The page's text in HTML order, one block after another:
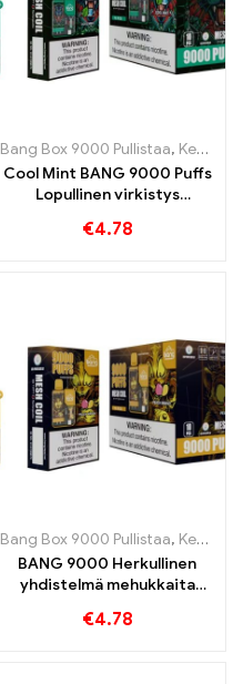
,
Bang Box 9000 Pullistaa, Kertakäyttöiset e-savukkeet Ruotsi
Cool Mint BANG 9000 Puffs
Lopullinen virkistys
€4.78
,
Bang Box 9000 Pullistaa, Kertakäyttöiset e-savukkeet Ruotsi
BANG 9000 Herkullinen
yhdistelmä mehukkaita
mango-persikka-mangoa
€4.78